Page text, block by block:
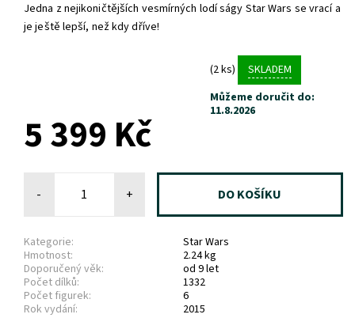
Jedna z nejikoničtějších vesmírných lodí ságy Star Wars se vrací a
je ještě lepší, než kdy dříve!
(2 ks)
SKLADEM
Můžeme doručit do:
11.8.2026
5 399 Kč
- +
Kategorie:
Star Wars
Hmotnost:
2.24 kg
Doporučený věk:
od 9 let
Počet dílků:
1332
Počet figurek:
6
Rok vydání:
2015